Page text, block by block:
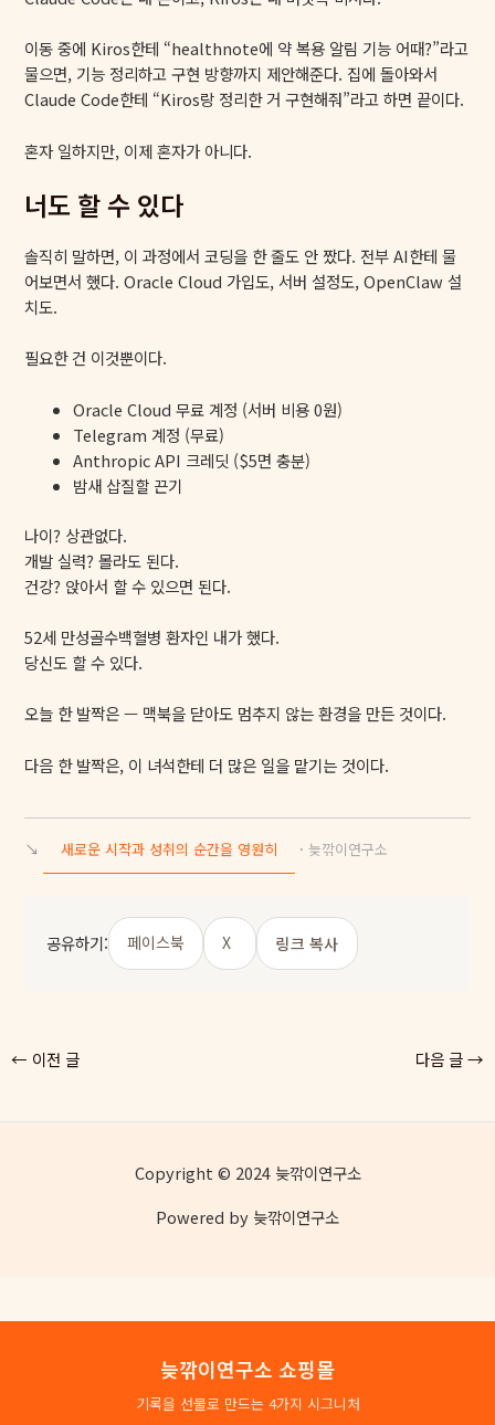
이동 중에 Kiros한테 “healthnote에 약 복용 알림 기능 어때?”라고
물으면, 기능 정리하고 구현 방향까지 제안해준다. 집에 돌아와서
Claude Code한테 “Kiros랑 정리한 거 구현해줘”라고 하면 끝이다.
혼자 일하지만, 이제 혼자가 아니다.
너도 할 수 있다
솔직히 말하면, 이 과정에서 코딩을 한 줄도 안 짰다. 전부 AI한테 물
어보면서 했다. Oracle Cloud 가입도, 서버 설정도, OpenClaw 설
치도.
필요한 건 이것뿐이다.
Oracle Cloud 무료 계정 (서버 비용 0원)
Telegram 계정 (무료)
Anthropic API 크레딧 ($5면 충분)
밤새 삽질할 끈기
나이? 상관없다.
개발 실력? 몰라도 된다.
건강? 앉아서 할 수 있으면 된다.
52세 만성골수백혈병 환자인 내가 했다.
당신도 할 수 있다.
오늘 한 발짝은 — 맥북을 닫아도 멈추지 않는 환경을 만든 것이다.
다음 한 발짝은, 이 녀석한테 더 많은 일을 맡기는 것이다.
↘ 새로운 시작과 성취의 순간을 영원히 ·늦깎이연구소
공유하기: 페이스북 X 링크 복사
← 이전 글 다음 글→
Copyright © 2024 늦깎이연구소
Powered by 늦깎이연구소
늦깎이연구소 쇼핑몰
기록을 선물로 만드는 4가지 시그니처